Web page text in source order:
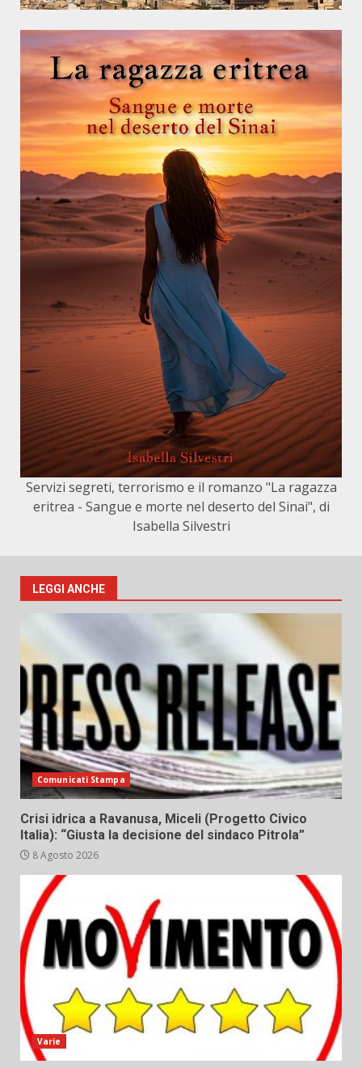
Servizi segreti, terrorismo e il romanzo "La ragazza
eritrea - Sangue e morte nel deserto del Sinai", di
Isabella Silvestri
LEGGI ANCHE
Comunicati Stampa
Crisi idrica a Ravanusa, Miceli (Progetto Civico
Italia): “Giusta la decisione del sindaco Pitrola”
8 Agosto 2026
Varie